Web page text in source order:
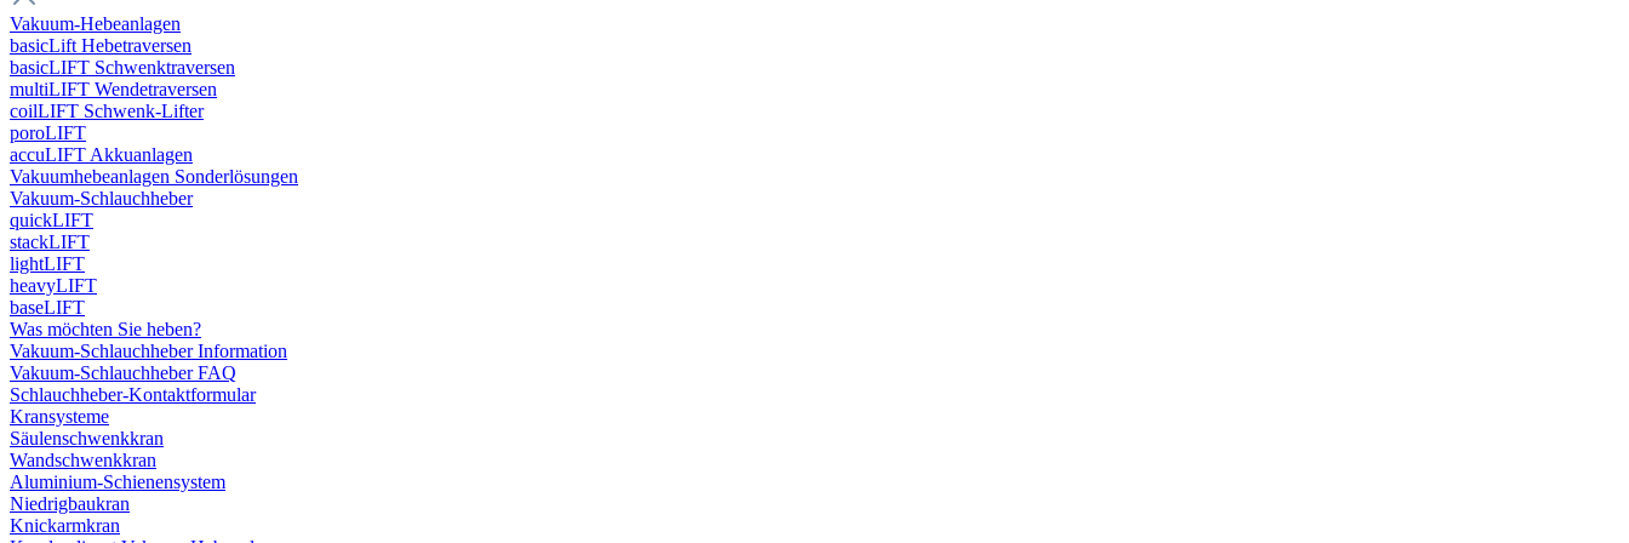
Vakuum-Hebeanlagen
basicLift Hebetraversen
basicLIFT Schwenktraversen
multiLIFT Wendetraversen
coilLIFT Schwenk-Lifter
poroLIFT
accuLIFT Akkuanlagen
Vakuumhebeanlagen Sonderlösungen
Vakuum-Schlauchheber
quickLIFT
stackLIFT
lightLIFT
heavyLIFT
baseLIFT
Was möchten Sie heben?
Vakuum-Schlauchheber Information
Vakuum-Schlauchheber FAQ
Schlauchheber-Kontaktformular
Kransysteme
Säulenschwenkkran
Wandschwenkkran
Aluminium-Schienensystem
Niedrigbaukran
Knickarmkran